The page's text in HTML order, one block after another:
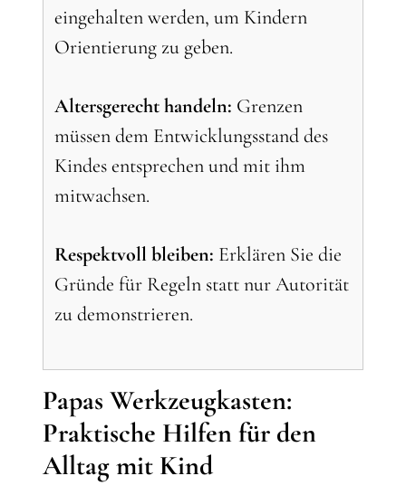
eingehalten werden, um Kindern
Orientierung zu geben.
Altersgerecht handeln: Grenzen
müssen dem Entwicklungsstand des
Kindes entsprechen und mit ihm
mitwachsen.
Respektvoll bleiben: Erklären Sie die
Gründe für Regeln statt nur Autorität
zu demonstrieren.
Papas Werkzeugkasten:
Praktische Hilfen für den
Alltag mit Kind